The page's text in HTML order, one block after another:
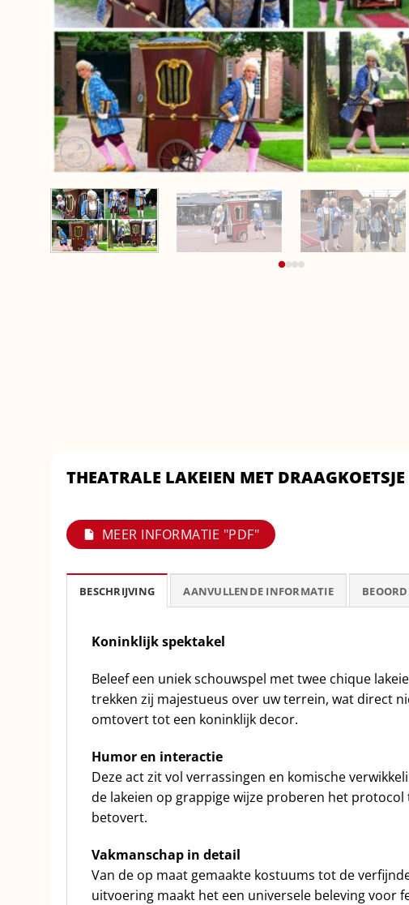
THEATRALE LAKEIEN MET DRAAGKOETSJE
MEER INFORMATIE "PDF"
BESCHRIJVING AANVULLENDE INFORMATIE
Koninklijk spektakel
Beleef een uniek schouwspel met twee chique
trekken zij majestueus over uw terrein, wat direct
omtovert tot een koninklijk decor.
Humor en interactie
Deze act zit vol verrassingen en komische
de lakeien op grappige wijze proberen het
betovert.
Vakmanschap in detail
Van de op maat gemaakte kostuums tot de
uitvoering maakt het een universele beleving voor